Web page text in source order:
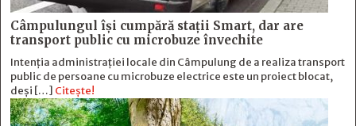
Câmpulungul îşi cumpără staţii Smart, dar are
transport public cu microbuze învechite
Intenția administrației locale din Câmpulung de a realiza transport
public de persoane cu microbuze electrice este un proiect blocat,
deși […] Citește!